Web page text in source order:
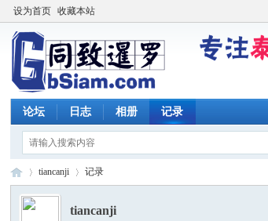
设为首页 收藏本站
论坛 日志 相册 记录
tiancanji 记录
tiancanji